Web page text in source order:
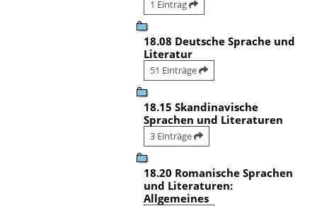
1 Eintrag
18.08 Deutsche Sprache und
Literatur
51 Einträge
18.15 Skandinavische
Sprachen und Literaturen
3 Einträge
18.20 Romanische Sprachen
und Literaturen:
Allgemeines